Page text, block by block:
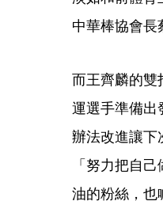
中華棒協會長
而王齊麟的雙
運選手準備出
辦法改進讓下
「努力把自
油的粉絲，也